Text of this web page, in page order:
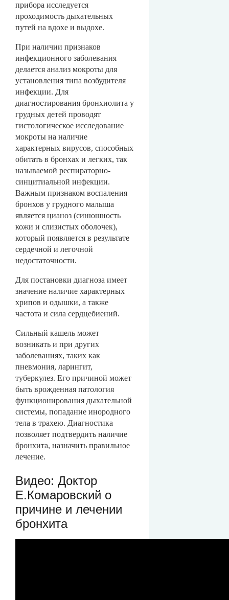
прибора исследуется
проходимость дыхательных
путей на вдохе и выдохе.
При наличии признаков
инфекционного заболевания
делается анализ мокроты для
установления типа возбудителя
инфекции. Для
диагностирования бронхиолита у
грудных детей проводят
гистологическое исследование
мокроты на наличие
характерных вирусов, способных
обитать в бронхах и легких, так
называемой респираторно-
синцитиальной инфекции.
Важным признаком воспаления
бронхов у грудного малыша
является цианоз (синюшность
кожи и слизистых оболочек),
который появляется в результате
сердечной и легочной
недостаточности.
Для постановки диагноза имеет
значение наличие характерных
хрипов и одышки, а также
частота и сила сердцебиений.
Сильный кашель может
возникать и при других
заболеваниях, таких как
пневмония, ларингит,
туберкулез. Его причиной может
быть врожденная патология
функционирования дыхательной
системы, попадание инородного
тела в трахею. Диагностика
позволяет подтвердить наличие
бронхита, назначить правильное
лечение.
Видео: Доктор
Е.Комаровский о
причине и лечении
бронхита